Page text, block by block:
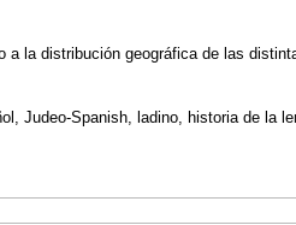
a la distribución geográfica de las
Judeo-Spanish, ladino, historia de la